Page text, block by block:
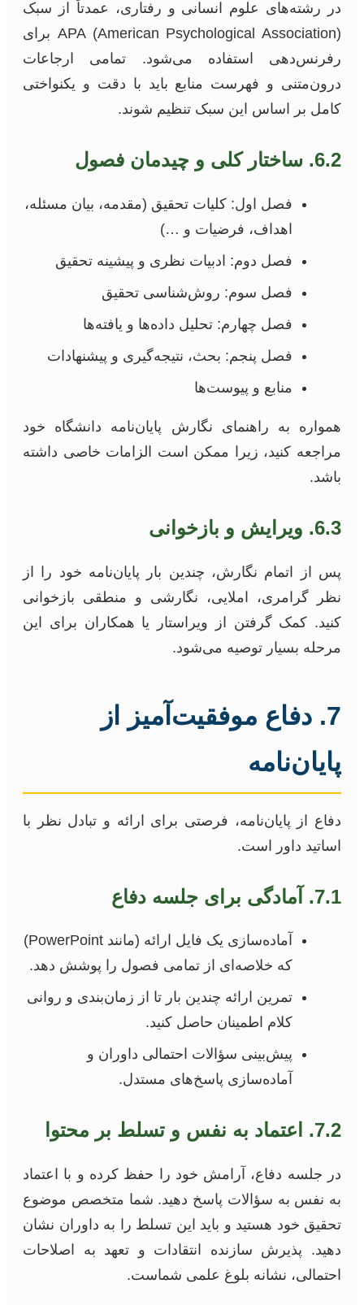
در رشته‌های علوم انسانی و رفتاری، عمدتاً از سبک
APA (American Psychological Association) برای
رفرنس‌دهی استفاده می‌شود. تمامی ارجاعات
درون‌متنی و فهرست منابع باید با دقت و یکنواختی
کامل بر اساس این سبک تنظیم شوند.
6.2. ساختار کلی و چیدمان فصول
فصل اول: کلیات تحقیق (مقدمه، بیان مسئله،
اهداف، فرضیات و …)
فصل دوم: ادبیات نظری و پیشینه تحقیق
فصل سوم: روش‌شناسی تحقیق
فصل چهارم: تحلیل داده‌ها و یافته‌ها
فصل پنجم: بحث، نتیجه‌گیری و پیشنهادات
منابع و پیوست‌ها
همواره به راهنمای نگارش پایان‌نامه دانشگاه خود
مراجعه کنید، زیرا ممکن است الزامات خاصی داشته
باشد.
6.3. ویرایش و بازخوانی
پس از اتمام نگارش، چندین بار پایان‌نامه خود را از
نظر گرامری، املایی، نگارشی و منطقی بازخوانی
کنید. کمک گرفتن از ویراستار یا همکاران برای این
مرحله بسیار توصیه می‌شود.
7. دفاع موفقیت‌آمیز از
پایان‌نامه
دفاع از پایان‌نامه، فرصتی برای ارائه و تبادل نظر با
اساتید داور است.
7.1. آمادگی برای جلسه دفاع
آماده‌سازی یک فایل ارائه (مانند PowerPoint)
که خلاصه‌ای از تمامی فصول را پوشش دهد.
تمرین ارائه چندین بار تا از زمان‌بندی و روانی
کلام اطمینان حاصل کنید.
پیش‌بینی سؤالات احتمالی داوران و
آماده‌سازی پاسخ‌های مستدل.
7.2. اعتماد به نفس و تسلط بر محتوا
در جلسه دفاع، آرامش خود را حفظ کرده و با اعتماد
به نفس به سؤالات پاسخ دهید. شما متخصص موضوع
تحقیق خود هستید و باید این تسلط را به داوران نشان
دهید. پذیرش سازنده انتقادات و تعهد به اصلاحات
احتمالی، نشانه بلوغ علمی شماست.